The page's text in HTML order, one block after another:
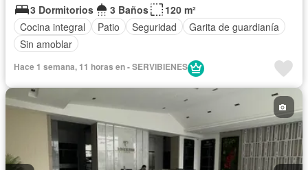
3 Dormitorios
3 Baños
120 m²
Cocina integral
Patio Seguridad
Garita de guardianía
Sin amoblar
Hace 1 semana, 11 horas en - SERVIBIENES